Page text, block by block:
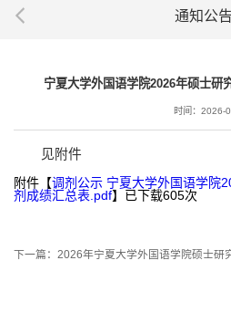
通知公告
宁夏大学外国语学院2026年硕士研
时间：2026-
见附件
附件【调剂公示 宁夏大学外国语学院
剂成绩汇总表.pdf】已下载605次
下一篇： 2026年宁夏大学外国语学院硕士研